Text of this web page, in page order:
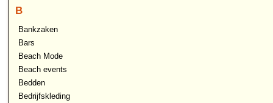
B
Bankzaken
Bars
Beach Mode
Beach events
Bedden
Bedrijfskleding